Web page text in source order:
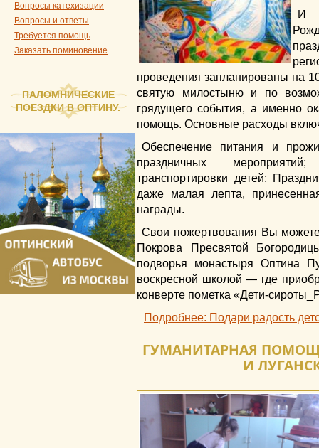
Вопросы катехизации
Вопросы и ответы
Требуется помощь
Заказать поминовение
ПАЛОМНИЧЕСКИЕ
ПОЕЗДКИ В ОПТИНУ.
И
проведения запланированы на
святую милостыню и по
грядущего события, а именно
помощь. Основные расходы
Обеспечение питания и
праздничных
транспортировки детей;
даже малая лепта,
награды.
Свои пожертвования Вы
Покрова Пресвятой
подворья монастыря Оптина
воскресной школой — где
конверте пометка «Дети-
Подробнее: Подари радость
ГУМАНИТАРНАЯ
И